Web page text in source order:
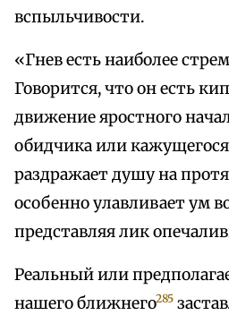
вспыльчивости.
«Гнев есть наиболее
Говорится, что он есть
движение яростного
обидчика или
раздражает душу на
особенно улавливает ум
представляя лик
Реальный или
нашего ближнего285